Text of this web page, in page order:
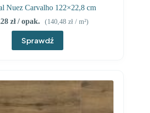
Nuez Carvalho 122×22,8 cm
zł/ opak. (140,48 zł/ m²)
Sprawdź